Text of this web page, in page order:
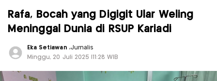
Rafa, Bocah yang Digigit Ular Weling
Meninggal Dunia di RSUP Kariadi
Eka Setiawan ,Jurnalis
Minggu, 20 Juli 2025 |11:28 WIB